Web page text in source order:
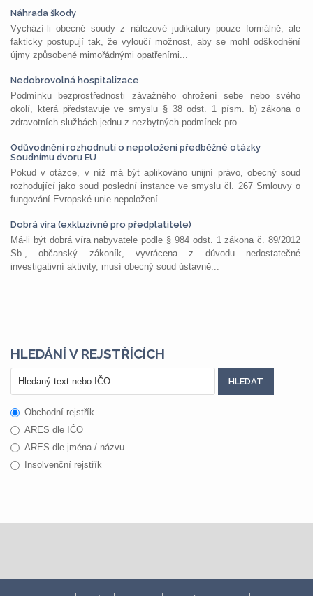
Náhrada škody
Vychází-li obecné soudy z nálezové judikatury pouze formálně, ale
fakticky postupují tak, že vyloučí možnost, aby se mohl odškodnění
újmy způsobené mimořádnými opatřeními...
Nedobrovolná hospitalizace
Podmínku bezprostřednosti závažného ohrožení sebe nebo svého
okolí, která představuje ve smyslu § 38 odst. 1 písm. b) zákona o
zdravotních službách jednu z nezbytných podmínek pro...
Odůvodnění rozhodnutí o nepoložení předběžné otázky
Soudnímu dvoru EU
Pokud v otázce, v níž má být aplikováno unijní právo, obecný soud
rozhodující jako soud poslední instance ve smyslu čl. 267 Smlouvy o
fungování Evropské unie nepoložení...
Dobrá víra (exkluzivně pro předplatitele)
Má-li být dobrá víra nabyvatele podle § 984 odst. 1 zákona č. 89/2012
Sb., občanský zákoník, vyvrácena z důvodu nedostatečné
investigativní aktivity, musí obecný soud ústavně...
HLEDÁNÍ V REJSTŘÍCÍCH
Obchodní rejstřík
ARES dle IČO
ARES dle jména / názvu
Insolvenční rejstřík